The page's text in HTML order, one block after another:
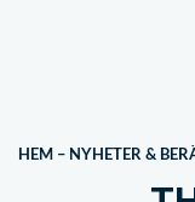
HEM – NYHETER &